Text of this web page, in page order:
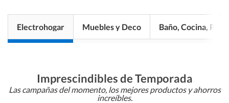
Electrohogar Muebles y Deco Baño, Cocina, Pisos
Imprescindibles de Temporada
Las campañas del momento, los mejores productos y ahorros
increíbles.